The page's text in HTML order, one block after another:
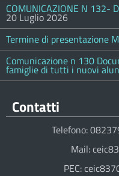
COMUNICAZIONE N 132-
20 Luglio 2026
Termine di presentazione
Comunicazione n 130
famiglie di tutti i nuovi
Contatti
Telefono:
Mail:
PEC: